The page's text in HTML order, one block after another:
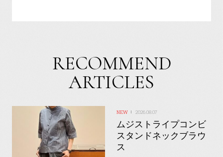
RECOMMEND
ARTICLES
2026.08.07
ムジストライプコンビ
スタンドネックブラウ
ス